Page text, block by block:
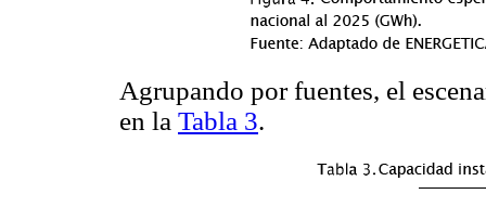
Agrupando por fuentes, el
en la Tabla 3.